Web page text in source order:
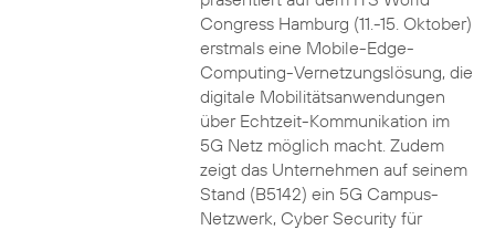
Congress Hamburg (11.-15. Oktober)
erstmals eine Mobile-Edge-
Computing-Vernetzungslösung, die
digitale Mobilitätsanwendungen
über Echtzeit-Kommunikation im
5G Netz möglich macht. Zudem
zeigt das Unternehmen auf seinem
Stand (B5142) ein 5G Campus-
Netzwerk, Cyber Security für